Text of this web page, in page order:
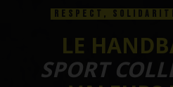
RESPECT,
LE
SPORT